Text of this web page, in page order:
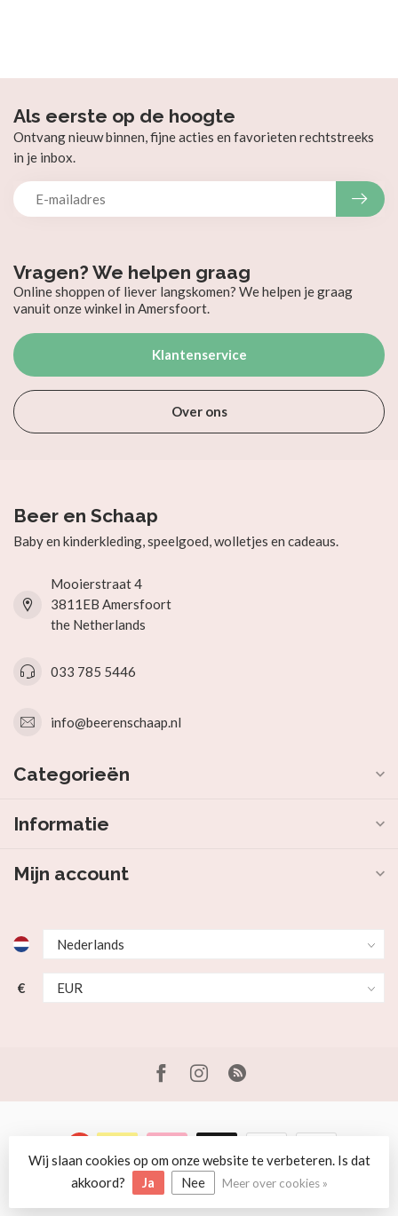
Vragen? We helpen graag
Online shoppen of liever langskomen? We helpen je graag
vanuit onze winkel in Amersfoort.
Klantenservice
Over ons
Als eerste op de hoogte
Ontvang nieuw binnen, fijne acties en favorieten rechtstreeks
in je inbox.
Beer en Schaap
Baby en kinderkleding, speelgoed, wolletjes en cadeaus.
Mooierstraat 4
3811EB Amersfoort
the Netherlands
033 785 5446
info@beerenschaap.nl
Categorieën
Informatie
Mijn account
€
© Copyright 2026 Beer en Schaap
Wij slaan cookies op om onze website te verbeteren. Is dat
akkoord?
Ja Nee Meer over cookies »